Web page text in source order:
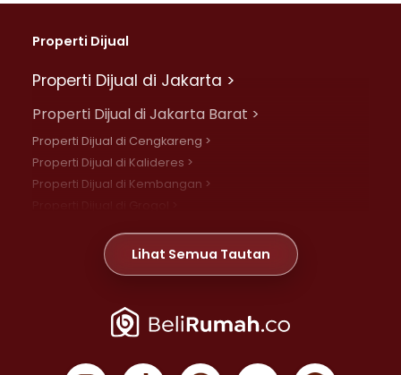
Properti Dijual
Properti Dijual di Jakarta >
Properti Dijual di Jakarta Barat >
Properti Dijual di Cengkareng >
Properti Dijual di Kalideres >
Properti Dijual di Kembangan >
Properti Dijual di Meruya >
Properti Dijual di Jelambar >
Properti Dijual di Jakarta Pusat >
Properti Dijual di Gambir >
Lihat Semua Tautan